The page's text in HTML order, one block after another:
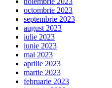
octombrie 2023
septembrie 2023
august 2023
iulie 2023
iunie 2023
mai 2023
aprilie 2023
martie 2023
februarie 2023